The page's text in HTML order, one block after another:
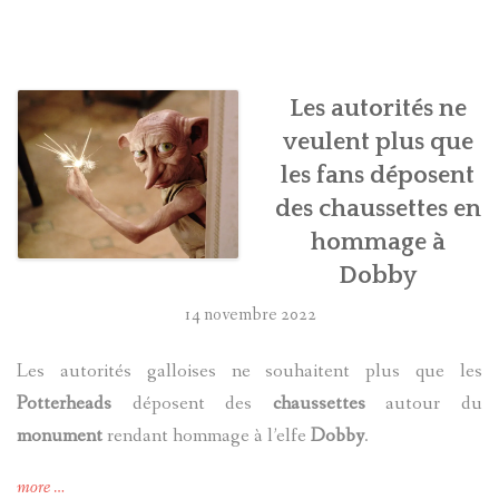
LES ACTEURS
J.K. ROWLING
PRODUITS DÉRIVÉS
A PROPOS
Les autorités ne
veulent plus que
les fans déposent
des chaussettes en
hommage à
Dobby
14 novembre 2022
Les autorités galloises ne souhaitent plus que les
Potterheads déposent des chaussettesautour du
monumentrendant hommage à l’elfe Dobby.
more« Les
…